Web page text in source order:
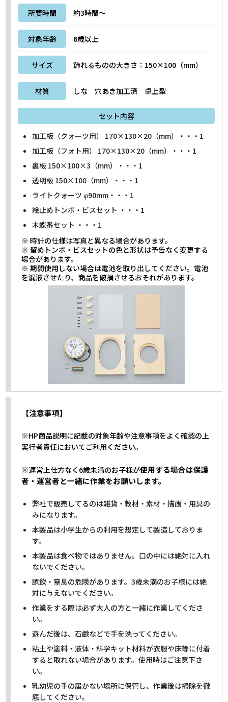
所要時間 約3時間～
対象年齢 6歳以上
サイズ 飾れるものの大きさ：150×100（mm）
材質 しな 穴あき加工済 卓上型
セット内容
加工板（クォーツ用） 170×130×20（mm）・・・1
加工板（フォト用） 170×130×20（mm）・・・1
裏板 150×100×3（mm）・・・1
透明板 150×100（mm）・・・1
ライトクォーツ φ90mm・・・1
絵止めトンボ・ビスセット ・・・1
木蝶番セット ・・・1
※ 時計の仕様は写真と異なる場合があります。
※ 留めトンボ・ビスセットの色と形状は予告なく変更する
場合があります。
※ 期間使用しない場合は電池を取り出してください。電池
を漏液させたり、商品を破損させるおそれがあります。
【注意事項】
※HP商品説明に記載の対象年齢や注意事項をよく確認の上
実行者責任においてご利用ください。
※運営上仕方なく6歳未満のお子様が使用する場合は保護
者・運営者と一緒に作業をお願いします。
弊社で販売してるのは雑貨・教材・素材・描画・用具の
みになります。
本製品は小学生からの利用を想定して製造しておりま
す。
本製品は食べ物ではありません。口の中には絶対に入れ
ないでください。
誤飲・窒息の危険があります。3歳未満のお子様には絶
対に与えないでください。
作業をする際は必ず大人の方と一緒に作業してくださ
い。
遊んだ後は、石鹸などで手を洗ってください。
粘土や塗料・液体・科学キット材料が衣服や床等に付着
すると取れない場合があります。使用時はご注意下さ
い。
乳幼児の手の届かない場所に保管し、作業後は掃除を徹
底してください。